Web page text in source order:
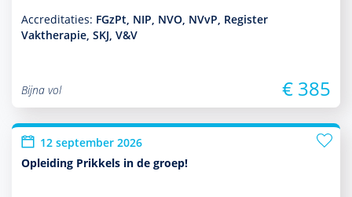
Accreditaties: FGzPt, NIP, NVO, NVvP, Register
Vaktherapie, SKJ, V&V
Bijna vol € 385
12 september 2026
Opleiding Prikkels in de groep!